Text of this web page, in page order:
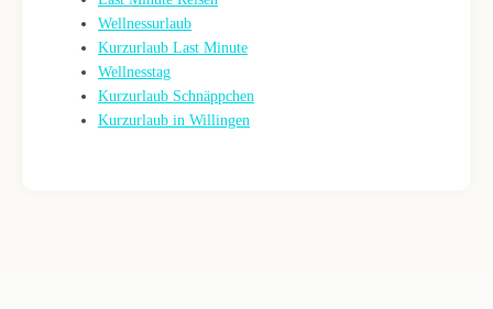
Wellnessurlaub
Kurzurlaub Last Minute
Wellnesstag
Kurzurlaub Schnäppchen
Kurzurlaub in Willingen